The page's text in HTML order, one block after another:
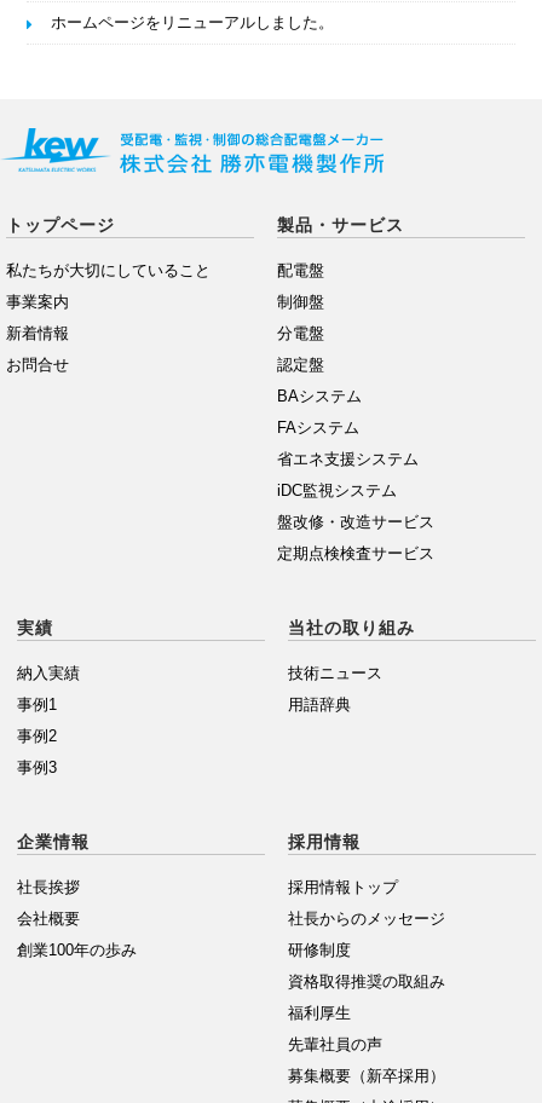
ホームページをリニューアルしました。
トップページ
私たちが大切にしていること
事業案内
新着情報
お問合せ
製品・サービス
配電盤
制御盤
分電盤
認定盤
BAシステム
FAシステム
省エネ支援システム
iDC監視システム
盤改修・改造サービス
定期点検検査サービス
実績
納入実績
事例1
事例2
事例3
当社の取り組み
技術ニュース
用語辞典
企業情報
社長挨拶
会社概要
創業100年の歩み
採用情報
採用情報トップ
社長からのメッセージ
研修制度
資格取得推奨の取組み
福利厚生
先輩社員の声
募集概要（新卒採用）